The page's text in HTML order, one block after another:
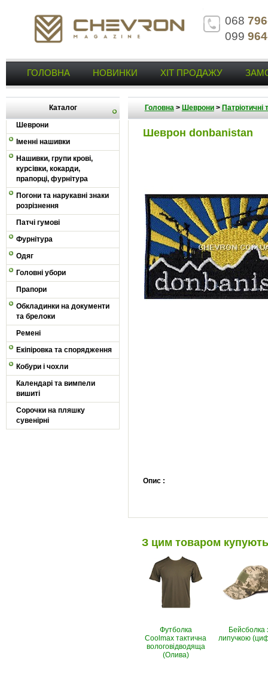
068
099
ГОЛОВНА НОВИНКИ ХІТ ПРОДАЖУ
Каталог
Шеврони
Іменні нашивки
Нашивки, групи крові,
курсівки, кокарди,
прапорці, фурнітура
Погони та нарукавні знаки
розрізнення
Патчі гумові
Фурнітура
Одяг
Головні убори
Прапори
Обкладинки на документи
та брелоки
Ремені
Екіпіровка та спорядження
Кобури і чохли
Календарі та вимпели
вишиті
Сорочки на пляшку
сувенірні
Головна> Шеврони> Патріотичні
Шеврон donbanistan
Опис :
З цим товаром купують
Футболка
Coolmax тактична
вологовiдводяща
(Олива)
Бейсболка
липучкою